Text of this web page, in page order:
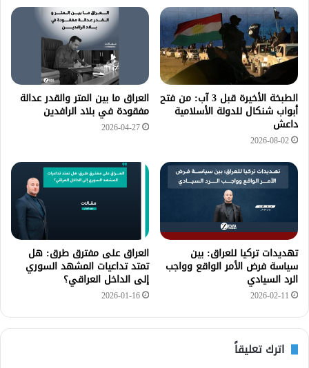
الطبخة الأخيرة قبل 3 آب: من فتح
أبواب شنكال للدولة الأسلامية
داعش
2026-08-02
العراق ما بين المتر والقدر عدالة
مفقودة في بلاد الرافدين
2026-04-27
تهديدات تركيا للعراق: بين
سياسة فرض الأمر الواقع وواجب
الرد السيادي
2026-02-11
العراق على مفترق طرق: هل
تمتد تداعيات المشهد السوري
إلى الداخل العراقي؟
2026-01-16
اترك تعليقاً